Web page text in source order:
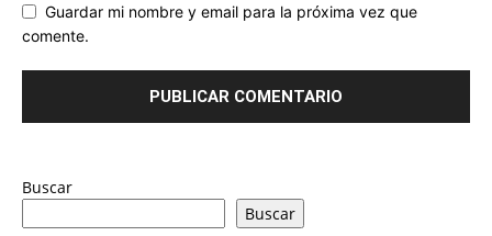
Guardar mi nombre y email para la próxima vez que
comente.
Buscar
Buscar